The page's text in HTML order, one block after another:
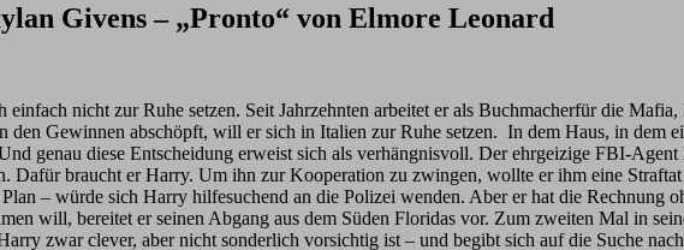
Givens – „Pronto“ von Elmore Leonard
nicht zur Ruhe setzen. Seit Jahrzehnten arbeitet er als Buchmacherfür die
den Gewinnen abschöpft, will er sich in Italien zur Ruhe setzen. In dem Haus, in dem
genau diese Entscheidung erweist sich als verhängnisvoll. Der ehrgeizige FBI-
Dafür braucht er Harry. Um ihn zur Kooperation zu zwingen, wollte er ihm eine
– würde sich Harry hilfesuchend an die Polizei wenden. Aber er hat die Rechnung
will, bereitet er seinen Abgang aus dem Süden Floridas vor. Zum zweiten Mal in
zwar clever, aber nicht sonderlich vorsichtig ist – und begibt sich auf die Suche